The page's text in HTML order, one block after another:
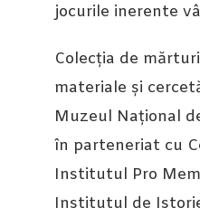
jocurile inerente
Colecția de
materiale și
Muzeul Național
în parteneriat cu
Institutul Pro
Institutul de